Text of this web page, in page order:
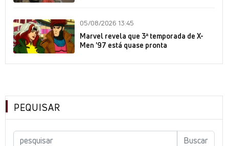
05/08/2026 13:45
Marvel revela que 3ª temporada de X-
Men '97 está quase pronta
PEQUISAR